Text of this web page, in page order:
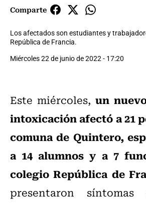
Comparte
Los afectados son estudiantes y
República de Francia.
Miércoles 22 de junio de 2022 - 17:20
Este miércoles, un
intoxicación afectó a 21
comuna de Quintero,
a 14 alumnos y a 7
colegio República de
presentaron